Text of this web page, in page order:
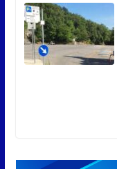
San Marino.
monito e
6 Agosto 2026